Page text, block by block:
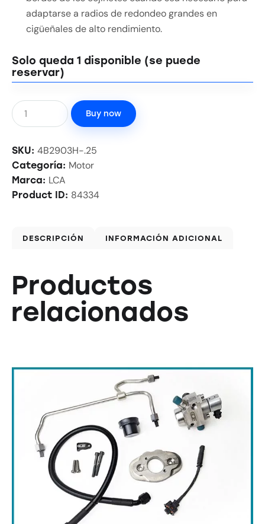
adaptarse a radios de redondeo grandes en
cigüeñales de alto rendimiento.
Solo queda 1 disponible (se puede
reservar)
Buy now
SKU: 4B2903H-.25
Categoría: Motor
Marca: LCA
Product ID: 84334
DESCRIPCIÓN INFORMACIÓN ADICIONAL
Productos
relacionados